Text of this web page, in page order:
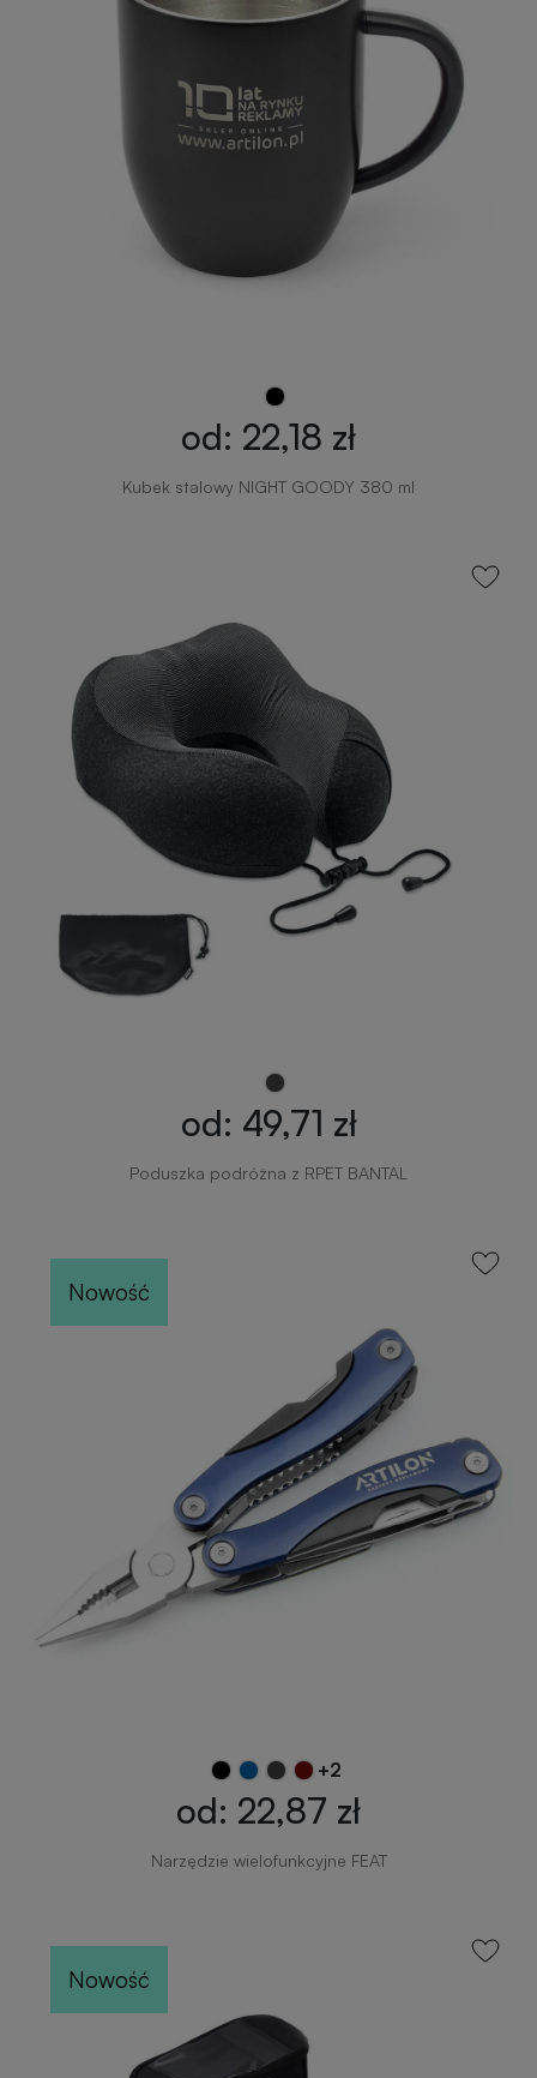
od: 22,18 zł
Kubek stalowy NIGHT GOODY 380 ml
od: 49,71 zł
Poduszka podróżna z RPET BANTAL
Nowość
+2
od: 22,87 zł
Narzędzie wielofunkcyjne FEAT
Nowość